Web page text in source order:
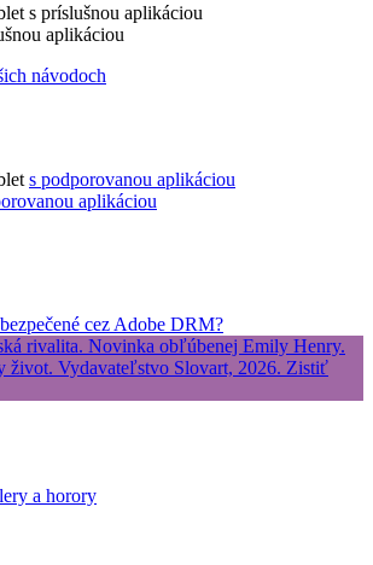
s príslušnou aplikáciou
aplikáciou
návodoch
s podporovanou aplikáciou
aplikáciou
cez Adobe DRM?
a horory